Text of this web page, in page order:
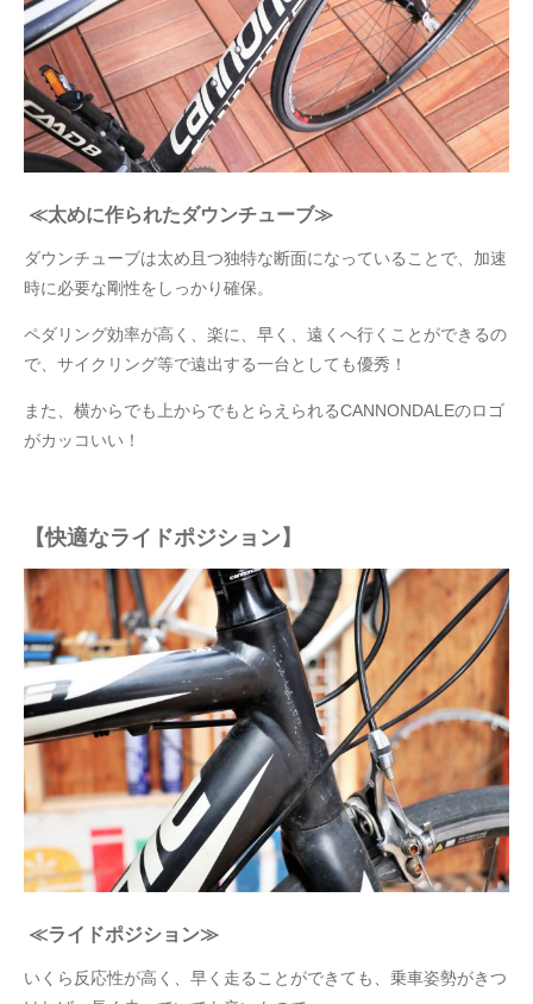
≪太めに作られたダウンチューブ≫
ダウンチューブは太め且つ独特な断面になっていることで、加速
時に必要な剛性をしっかり確保。
ペダリング効率が高く、楽に、早く、遠くへ行くことができるの
で、サイクリング等で遠出する一台としても優秀！
また、横からでも上からでもとらえられるCANNONDALEのロゴ
がカッコいい！
【快適なライドポジション】
≪ライドポジション≫
いくら反応性が高く、早く走ることができても、乗車姿勢がきつ